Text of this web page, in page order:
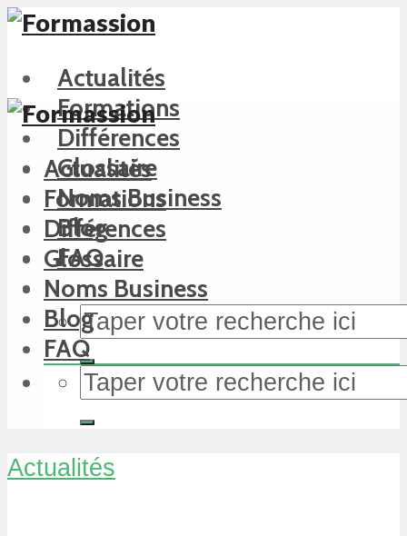
Actualités
Formations
Différences
Glossaire
Noms Business
Blog
FAQ
Actualités
Formations
Différences
Glossaire
Noms Business
Blog
FAQ
Actualités